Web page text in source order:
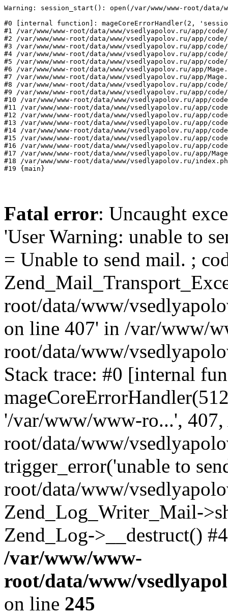
Warning: session_start(): open(/var/www/www-root/data/
#0 [internal function]: mageCoreErrorHandler(2,
#1 /var/www/www-root/data/www/vsedlyapolov.ru/app/
#2 /var/www/www-root/data/www/vsedlyapolov.ru/app/
#3 /var/www/www-root/data/www/vsedlyapolov.ru/app/
#4 /var/www/www-root/data/www/vsedlyapolov.ru/app/
#5 /var/www/www-root/data/www/vsedlyapolov.ru/app/
#6 /var/www/www-root/data/www/vsedlyapolov.ru/app/
#7 /var/www/www-root/data/www/vsedlyapolov.ru/app/
#8 /var/www/www-root/data/www/vsedlyapolov.ru/app/
#9 /var/www/www-root/data/www/vsedlyapolov.ru/app/
#10 /var/www/www-root/data/www/vsedlyapolov.ru/app/
#11 /var/www/www-root/data/www/vsedlyapolov.ru/app/
#12 /var/www/www-root/data/www/vsedlyapolov.ru/app/
#13 /var/www/www-root/data/www/vsedlyapolov.ru/app/
#14 /var/www/www-root/data/www/vsedlyapolov.ru/app/
#15 /var/www/www-root/data/www/vsedlyapolov.ru/app/
#16 /var/www/www-root/data/www/vsedlyapolov.ru/app/
#17 /var/www/www-root/data/www/vsedlyapolov.ru/app/
#18 /var/www/www-root/data/www/vsedlyapolov.ru/
#19 {main}
Fatal error: Uncaught
'User Warning: unable to
= Unable to send mail. ;
root/data/www/
on line 407' in /var/www/
root/data/www/
Stack trace: #0 [internal
'/var/www/www-ro...',
root/data/www/
trigger_error('unable to
root/data/www/
Zend_Log_Writer_Mail-
Zend_Log->__destruct()
/var/www/www-
root/data/www/
on line 245